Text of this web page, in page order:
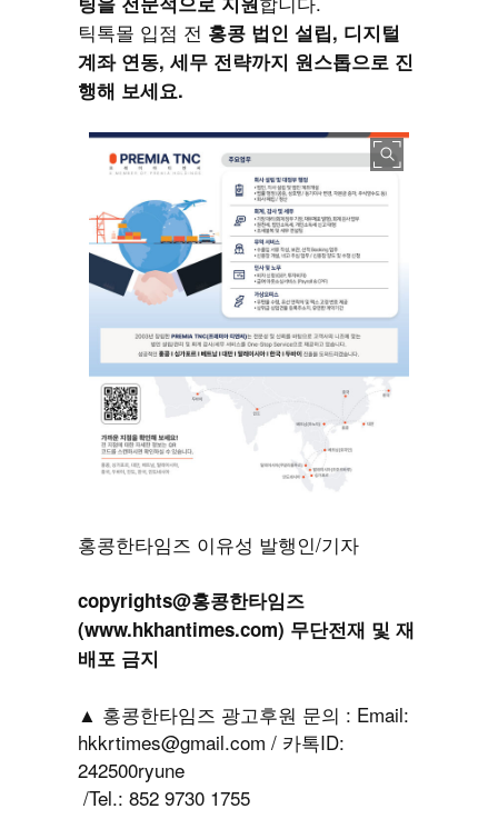
틱톡몰 입점 전 홍콩 법인 설립, 디지털
계좌 연동, 세무 전략까지 원스톱으로 진
행해 보세요.
홍콩한타임즈 이유성 발행인/기자
copyrights@홍콩한타임즈
(www.hkhantimes.com) 무단전재 및 재
배포 금지
▲ 홍콩한타임즈 광고후원 문의 : Email:
hkkrtimes@gmail.com / 카톡ID:
242500ryune
/Tel.: 852 9730 1755